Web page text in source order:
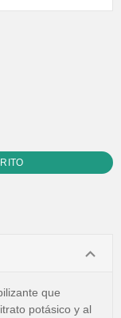
que
potásico y al